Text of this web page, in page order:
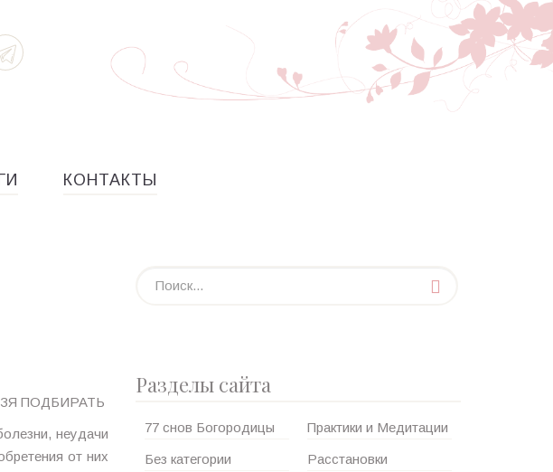
КОНТАКТЫ
ПОДБИРАТЬ
неудачи
от них
Разделы сайта
77 снов Богородицы
Без категории
Практики и Медитации
Расстановки